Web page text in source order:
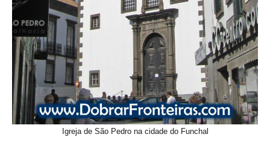
Igreja de São Pedro na cidade do Funchal